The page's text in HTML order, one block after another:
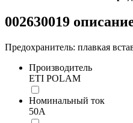
002630019
Предохранитель: плавкая
Производитель
ETI POLAM
Номинальный ток
50А